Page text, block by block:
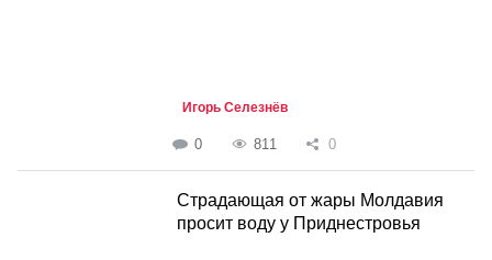
Игорь Селезнёв
0 811 0
Страдающая от жары Молдавия
просит воду у Приднестровья